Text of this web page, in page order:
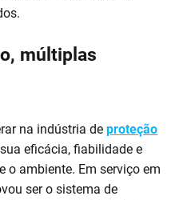
múltiplas
na indústria deproteção
eficácia, fiabilidade e
o ambiente. Em serviço em
ser o sistema de